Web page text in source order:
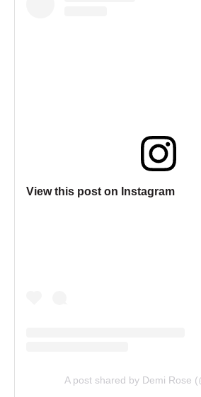
View this post on Instagram
A post shared by Demi Rose